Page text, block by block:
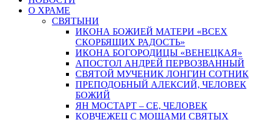
О ХРАМЕ
СВЯТЫНИ
ИКОНА БОЖИЕЙ МАТЕРИ «ВСЕХ
СКОРБЯЩИХ РАДОСТЬ»
ИКОНА БОГОРОДИЦЫ «ВЕНЕЦКАЯ»
АПОСТОЛ АНДРЕЙ ПЕРВОЗВАННЫЙ
СВЯТОЙ МУЧЕНИК ЛОНГИН СОТНИК
ПРЕПОДОБНЫЙ АЛЕКСИЙ, ЧЕЛОВЕК
БОЖИЙ
ЯН МОСТАРТ – СЕ, ЧЕЛОВЕК
КОВЧЕЖЕЦ С МОЩАМИ СВЯТЫХ